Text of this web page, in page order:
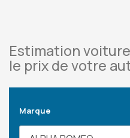
Estimation
le prix de votre
Marque